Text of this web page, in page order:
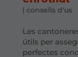
| consells d'us
Les
útils per
perfectes